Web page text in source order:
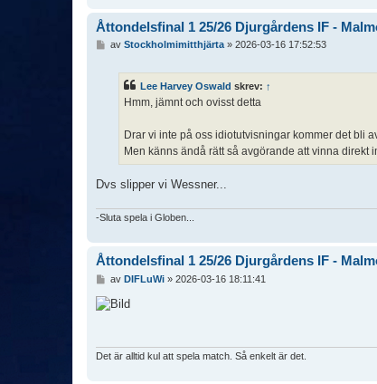
Åttondelsfinal 1 25/26 Djurgårdens IF -
av Stockholmimitthjärta» 2026-03-16 17:52:53
Lee Harvey Oswald skrev: ↑
Hmm, jämnt och ovisst detta
Drar vi inte på oss idiotutvisningar kommer det bli
Men känns ändå rätt så avgörande att vinna direkt
Dvs slipper vi Wessner...
-Sluta spela i Globen...
Åttondelsfinal 1 25/26 Djurgårdens IF -
l
ä
av DIFLuWi» 2026-03-16 18:11:41
Det är alltid kul att spela match. Så enkelt är det.